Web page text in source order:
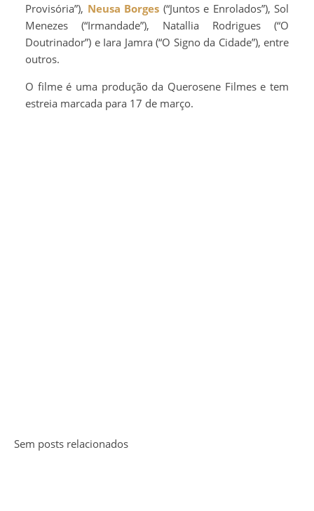
Provisória”), Neusa Borges (“Juntos e Enrolados”), Sol
Menezes (“Irmandade”), Natallia Rodrigues (“O
Doutrinador”) e Iara Jamra (“O Signo da Cidade”), entre
outros.
O filme é uma produção da Querosene Filmes e tem
estreia marcada para 17 de março.
Sem posts relacionados